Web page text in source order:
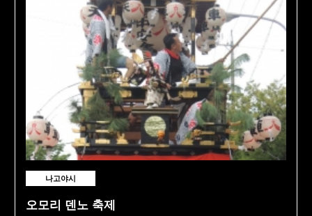
나고야시
오모리 덴노 축제